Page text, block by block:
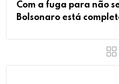
Com a fuga para não
Bolsonaro está